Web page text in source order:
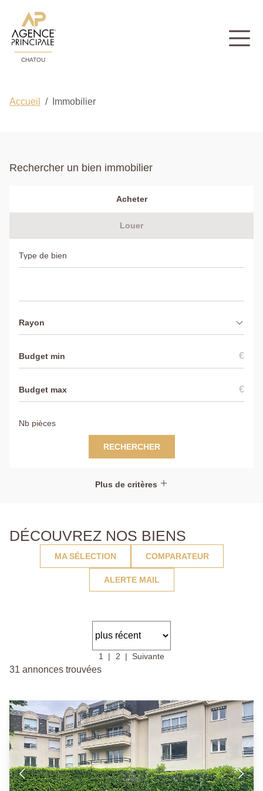
CHATOU
Accueil Immobilier
Rechercher un bien immobilier
Acheter
Louer
Rayon
€
€
RECHERCHER
Plus de critères
DÉCOUVREZ NOS BIENS
MA SÉLECTION COMPARATEUR
ALERTE MAIL
1 2 Suivante
31 annonces trouvées